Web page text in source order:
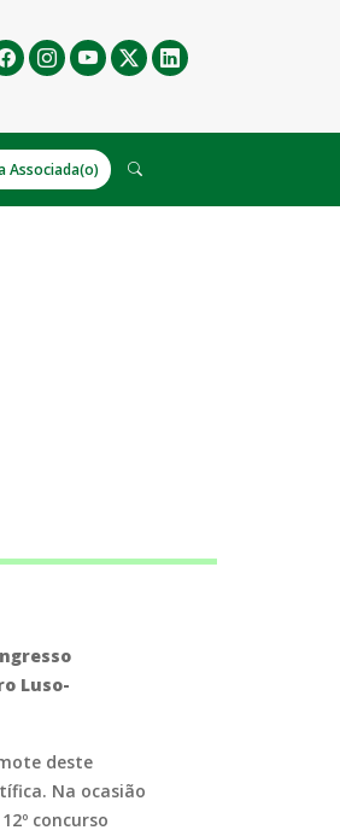
Associada(o)
Luso-
deste
Na ocasião
concurso